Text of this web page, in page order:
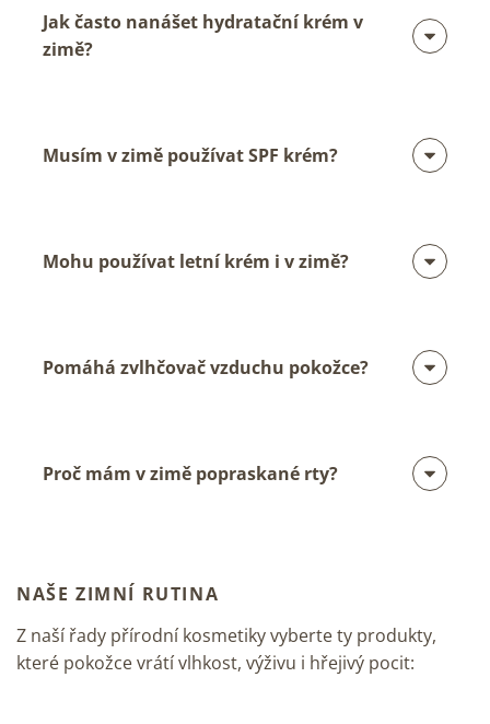
Jak často nanášet hydratační krém v
zimě?
Musím v zimě používat SPF krém?
Mohu používat letní krém i v zimě?
Pomáhá zvlhčovač vzduchu pokožce?
Proč mám v zimě popraskané rty?
NAŠE ZIMNÍ RUTINA
Z naší řady přírodní kosmetiky vyberte ty produkty,
které pokožce vrátí vlhkost, výživu i hřejivý pocit: